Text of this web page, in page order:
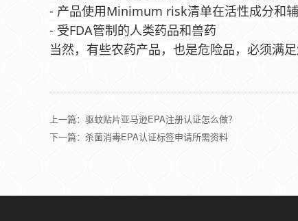
- 产品使用Minimum risk清单在活性成分和
- 受FDA管制的人类药品和兽药
当然，有些农药产品，也是危险品，必须满足
上一篇：驱蚊贴片亚马逊EPA注册认证怎么做？
下一篇：杀菌消毒EPA认证标签申请所需资料